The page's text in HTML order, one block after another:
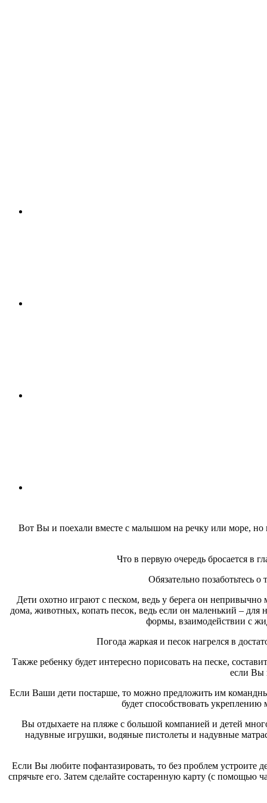
Вот Вы и поехали вместе с малышом на речку или море, но
Что в первую очередь бросается в
Обязательно позаботьтесь
Дети охотно играют с песком, ведь у берега он
дома, животных, копать песок, ведь если он маленький – для
формы, взаимодействии с
Погода жаркая и песок нагрелся в
Также ребенку будет интересно порисовать на песке,
если Вы
Если Ваши дети постарше, то можно предложить им
будет способствовать
Вы отдыхаете на пляже с большой компанией и детей
надувные игрушки, водяные пистолеты и надувные
Если Вы любите пофантазировать, то без проблем устроите
спрячьте его. Затем сделайте состаренную карту (с